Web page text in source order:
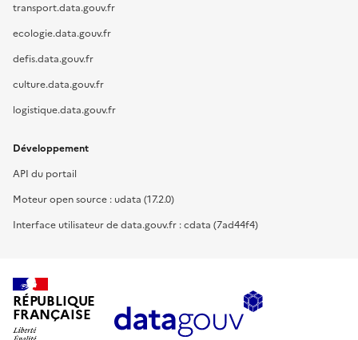
transport.data.gouv.fr
ecologie.data.gouv.fr
defis.data.gouv.fr
culture.data.gouv.fr
logistique.data.gouv.fr
Développement
API du portail
Moteur open source : udata (17.2.0)
Interface utilisateur de data.gouv.fr : cdata (7ad44f4)
RÉPUBLIQUE
FRANÇAISE